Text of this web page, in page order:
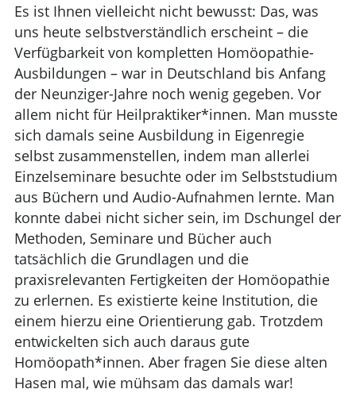
Es ist Ihnen vielleicht nicht bewusst: Das, was
uns heute selbstverständlich erscheint – die
Verfügbarkeit von kompletten Homöopathie-
Ausbildungen – war in Deutschland bis Anfang
der Neunziger-Jahre noch wenig gegeben. Vor
allem nicht für Heilpraktiker*innen. Man musste
sich damals seine Ausbildung in Eigenregie
selbst zusammenstellen, indem man allerlei
Einzelseminare besuchte oder im Selbststudium
aus Büchern und Audio-Aufnahmen lernte. Man
konnte dabei nicht sicher sein, im Dschungel der
Methoden, Seminare und Bücher auch
tatsächlich die Grundlagen und die
praxisrelevanten Fertigkeiten der Homöopathie
zu erlernen. Es existierte keine Institution, die
einem hierzu eine Orientierung gab. Trotzdem
entwickelten sich auch daraus gute
Homöopath*innen. Aber fragen Sie diese alten
Hasen mal, wie mühsam das damals war!